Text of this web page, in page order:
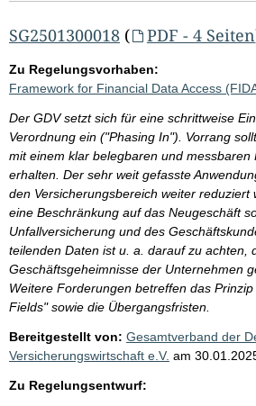
SG2501300018 ( PDF - 4 Seiten
Zu Regelungsvorhaben:
Framework for Financial Data Access
Der GDV setzt sich für eine schrittweise
Verordnung ein ("Phasing In"). Vorrang
mit einem klar belegbaren und messbaren
erhalten. Der sehr weit gefasste
den Versicherungsbereich weiter reduziert
eine Beschränkung auf das Neugeschäft
Unfallversicherung und des
teilenden Daten ist u. a. darauf zu achten,
Geschäftsgeheimnisse der Unternehmen
Weitere Forderungen betreffen das
Fields" sowie die Übergangsfristen.
Bereitgestellt von: Gesamtverband der
Versicherungswirtschaft e.V. am
Zu Regelungsentwurf: